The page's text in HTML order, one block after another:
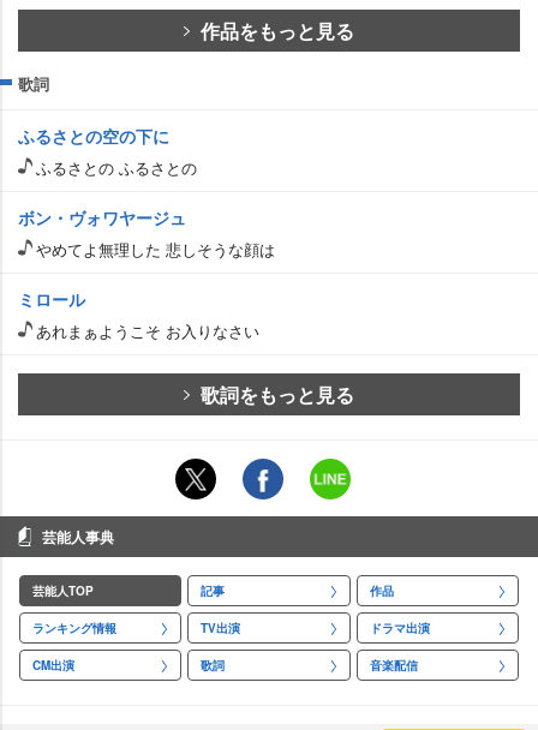
作品をもっと見る
歌詞
ふるさとの空の下に
ふるさとの ふるさとの
ボン・ヴォワヤージュ
めてよ無理した 悲しそうな顔は
ミロール
あれまぁようこそ お入りなさい
歌詞をもっと見る
芸能人事典
芸能人TOP 記事 作品
ランキング情報 TV出演 ドラマ出演
CM出演 歌詞 音楽配信